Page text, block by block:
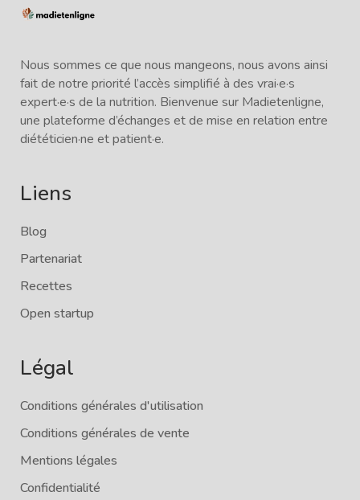
Nous sommes ce que nous mangeons, nous avons ainsi
fait de notre priorité l’accès simplifié à des vrai·e·s
expert·e·s de la nutrition. Bienvenue sur Madietenligne,
une plateforme d’échanges et de mise en relation entre
diététicien·ne et patient·e.
Liens
Blog
Partenariat
Recettes
Open startup
Légal
Conditions générales d'utilisation
Conditions générales de vente
Mentions légales
Confidentialité